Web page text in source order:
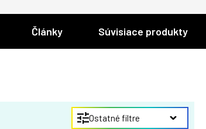
Články Súvisiace produkty
Ostatné filtre